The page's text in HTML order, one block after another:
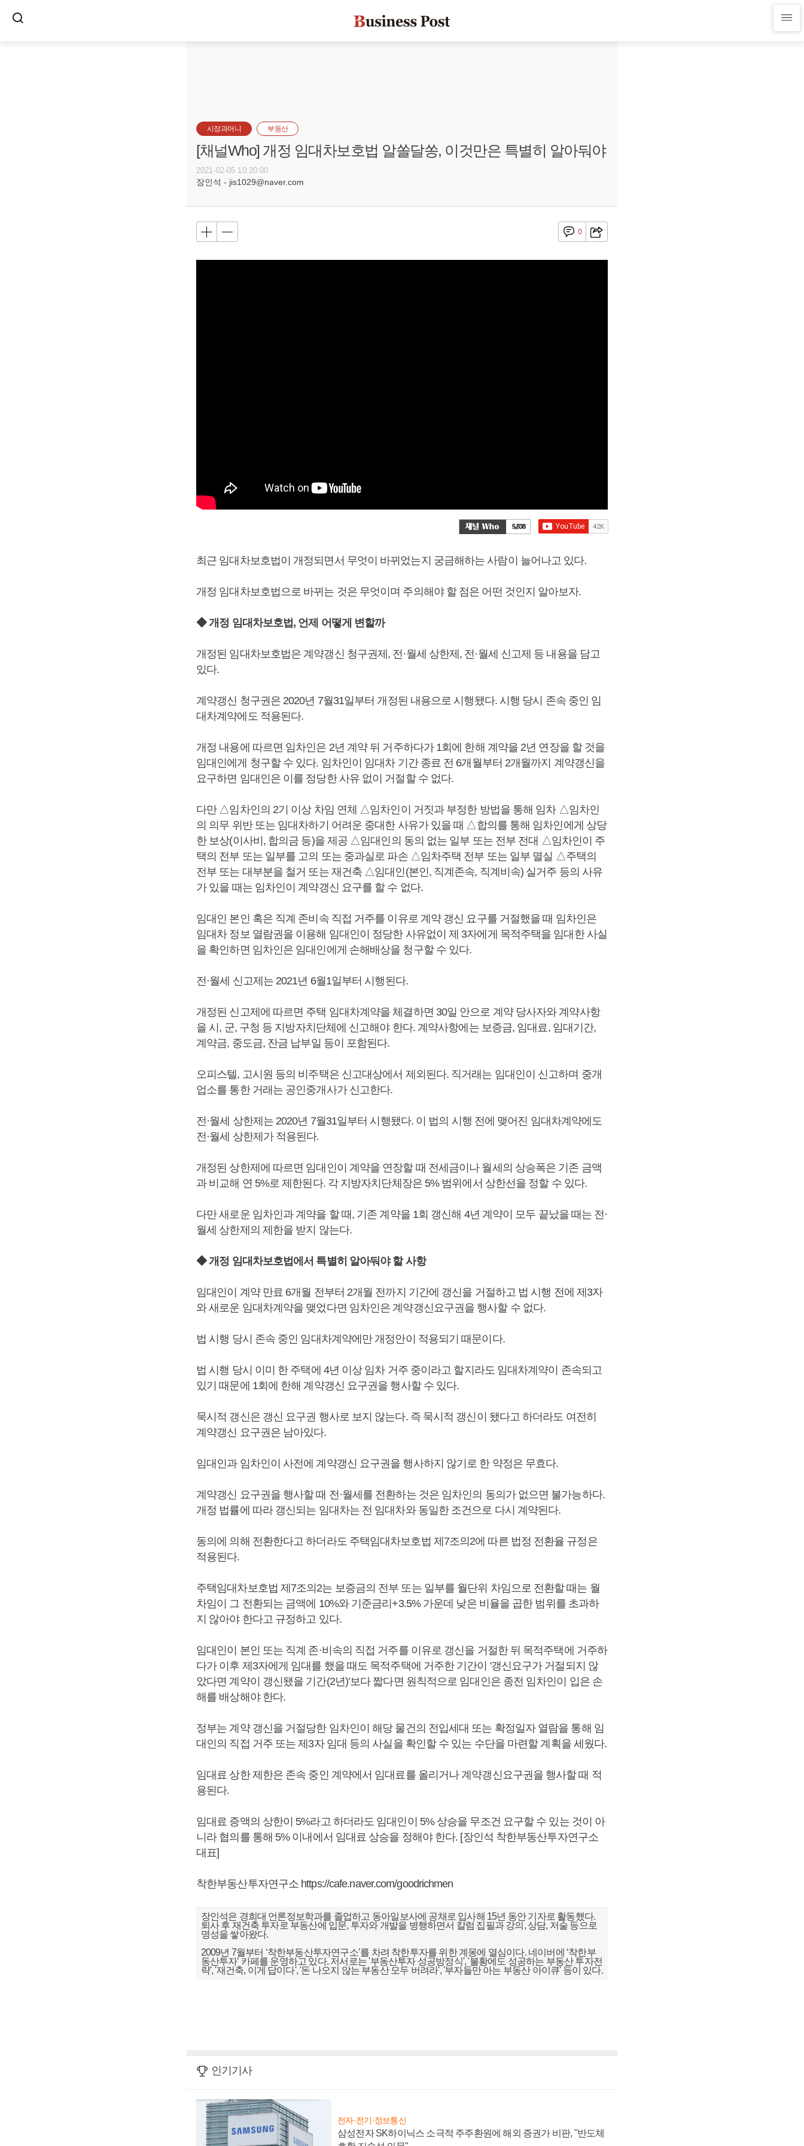
시장과머니 부동산
[채널Who] 개정 임대차보호법 알쏠달쏭, 이것만은 특별히 알아둬야
2021-02-05 10:20:00
장인석 - jis1029@naver.com
0
5,838
최근 임대차보호법이 개정되면서 무엇이 바뀌었는지 궁금해하는 사람이 늘어나고 있다.
개정 임대차보호법으로 바뀌는 것은 무엇이며 주의해야 할 점은 어떤 것인지 알아보자.
◆ 개정 임대차보호법, 언제 어떻게 변할까
개정된 임대차보호법은 계약갱신 청구권제, 전·월세 상한제, 전·월세 신고제 등 내용을 담고
있다.
계약갱신 청구권은 2020년 7월31일부터 개정된 내용으로 시행됐다. 시행 당시 존속 중인 임
대차계약에도 적용된다.
개정 내용에 따르면 임차인은 2년 계약 뒤 거주하다가 1회에 한해 계약을 2년 연장을 할 것을
임대인에게 청구할 수 있다. 임차인이 임대차 기간 종료 전 6개월부터 2개월까지 계약갱신을
요구하면 임대인은 이를 정당한 사유 없이 거절할 수 없다.
다만 △임차인의 2기 이상 차임 연체 △임차인이 거짓과 부정한 방법을 통해 임차 △임차인
의 의무 위반 또는 임대차하기 어려운 중대한 사유가 있을 때 △합의를 통해 임차인에게 상당
한 보상(이사비, 합의금 등)을 제공 △임대인의 동의 없는 일부 또는 전부 전대 △임차인이 주
택의 전부 또는 일부를 고의 또는 중과실로 파손 △임차주택 전부 또는 일부 멸실 △주택의
전부 또는 대부분을 철거 또는 재건축 △임대인(본인, 직계존속, 직계비속) 실거주 등의 사유
가 있을 때는 임차인이 계약갱신 요구를 할 수 없다.
임대인 본인 혹은 직계 존비속 직접 거주를 이유로 계약 갱신 요구를 거절했을 때 임차인은
임대차 정보 열람권을 이용해 임대인이 정당한 사유없이 제 3자에게 목적주택을 임대한 사실
을 확인하면 임차인은 임대인에게 손해배상을 청구할 수 있다.
전·월세 신고제는 2021년 6월1일부터 시행된다.
개정된 신고제에 따르면 주택 임대차계약을 체결하면 30일 안으로 계약 당사자와 계약사항
을 시, 군, 구청 등 지방자치단체에 신고해야 한다. 계약사항에는 보증금, 임대료, 임대기간,
계약금, 중도금, 잔금 납부일 등이 포함된다.
오피스텔, 고시원 등의 비주택은 신고대상에서 제외된다. 직거래는 임대인이 신고하며 중개
업소를 통한 거래는 공인중개사가 신고한다.
전·월세 상한제는 2020년 7월31일부터 시행됐다. 이 법의 시행 전에 맺어진 임대차계약에도
전·월세 상한제가 적용된다.
개정된 상한제에 따르면 임대인이 계약을 연장할 때 전세금이나 월세의 상승폭은 기존 금액
과 비교해 연 5%로 제한된다. 각 지방자치단체장은 5% 범위에서 상한선을 정할 수 있다.
다만 새로운 임차인과 계약을 할 때, 기존 계약을 1회 갱신해 4년 계약이 모두 끝났을 때는 전·
월세 상한제의 제한을 받지 않는다.
◆ 개정 임대차보호법에서 특별히 알아둬야 할 사항
임대인이 계약 만료 6개월 전부터 2개월 전까지 기간에 갱신을 거절하고 법 시행 전에 제3자
와 새로운 임대차계약을 맺었다면 임차인은 계약갱신요구권을 행사할 수 없다.
법 시행 당시 존속 중인 임대차계약에만 개정안이 적용되기 때문이다.
법 시행 당시 이미 한 주택에 4년 이상 임차 거주 중이라고 할지라도 임대차계약이 존속되고
있기 때문에 1회에 한해 계약갱신 요구권을 행사할 수 있다.
묵시적 갱신은 갱신 요구권 행사로 보지 않는다. 즉 묵시적 갱신이 됐다고 하더라도 여전히
계약갱신 요구권은 남아있다.
임대인과 임차인이 사전에 계약갱신 요구권을 행사하지 않기로 한 약정은 무효다.
계약갱신 요구권을 행사할 때 전·월세를 전환하는 것은 임차인의 동의가 없으면 불가능하다.
개정 법률에 따라 갱신되는 임대차는 전 임대차와 동일한 조건으로 다시 계약된다.
동의에 의해 전환한다고 하더라도 주택임대차보호법 제7조의2에 따른 법정 전환율 규정은
적용된다.
주택임대차보호법 제7조의2는 보증금의 전부 또는 일부를 월단위 차임으로 전환할 때는 월
차임이 그 전환되는 금액에 10%와 기준금리+3.5% 가운데 낮은 비율을 곱한 범위를 초과하
지 않아야 한다고 규정하고 있다.
임대인이 본인 또는 직계 존·비속의 직접 거주를 이유로 갱신을 거절한 뒤 목적주택에 거주하
다가 이후 제3자에게 임대를 했을 때도 목적주택에 거주한 기간이 '갱신요구가 거절되지 않
았다면 계약이 갱신됐을 기간(2년)’보다 짧다면 원칙적으로 임대인은 종전 임차인이 입은 손
해를 배상해야 한다.
정부는 계약 갱신을 거절당한 임차인이 해당 물건의 전입세대 또는 확정일자 열람을 통해 임
대인의 직접 거주 또는 제3자 임대 등의 사실을 확인할 수 있는 수단을 마련할 계획을 세웠다.
임대료 상한 제한은 존속 중인 계약에서 임대료를 올리거나 계약갱신요구권을 행사할 때 적
용된다.
임대료 증액의 상한이 5%라고 하더라도 임대인이 5% 상승을 무조건 요구할 수 있는 것이 아
니라 협의를 통해 5% 이내에서 임대료 상승을 정해야 한다. [장인석 착한부동산투자연구소
대표]
착한부동산투자연구소 https://cafe.naver.com/goodrichmen
장인석은 경희대 언론정보학과를 졸업하고 동아일보사에 공채로 입사해 15년 동안 기자로 활동했다.
퇴사 후 재건축 투자로 부동산에 입문, 투자와 개발을 병행하면서 칼럼 집필과 강의, 상담, 저술 등으로
명성을 쌓아왔다.
2009년 7월부터 ‘착한부동산투자연구소’를 차려 착한투자를 위한 계몽에 열심이다. 네이버에 ‘착한부
동산투자’ 카페를 운영하고 있다. 저서로는 '부동산투자 성공방정식', '불황에도 성공하는 부동산 투자전
략', '재건축, 이게 답이다', '돈 나오지 않는 부동산 모두 버려라', '부자들만 아는 부동산 아이큐' 등이 있다.
인기기사
전자·전기·정보통신
삼성전자 SK하이닉스 소극적 주주환원에 해외 증권가 비판, "반도체